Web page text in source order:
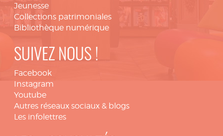
Jeunesse
Collections patrimoniales
Bibliothèque numérique
SUIVEZ NOUS !
Facebook
Instagram
Youtube
Autres réseaux sociaux & blogs
Les infolettres